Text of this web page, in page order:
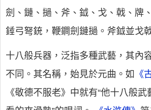
劍、鏈、撾、斧、鉞、戈、戟、牌
錘弓弩銃，鞭鐧劍鏈撾。斧鉞並戈
十八般兵器，泛指多種武藝，其內
不同。其名稱，始見於元曲。如 《
《敬德不服老》中就有“他十八般